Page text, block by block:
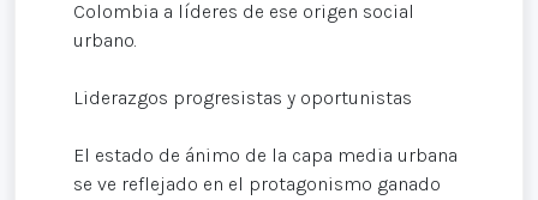
Colombia a líderes de ese origen social
urbano.
Liderazgos progresistas y oportunistas
El estado de ánimo de la capa media urbana
se ve reflejado en el protagonismo ganado